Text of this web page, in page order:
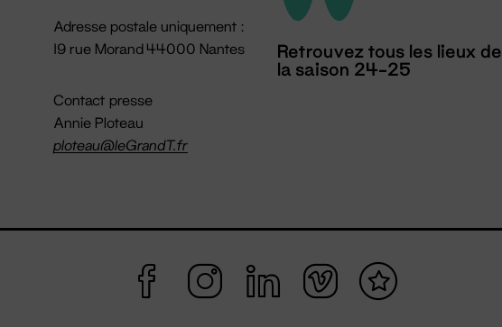
Adresse postale uniquement :
19 rue Morand 44000 Nantes
Contact presse
Annie Ploteau
ploteau@leGrandT.fr
Retrouvez tous les lieux de
la saison 24-25